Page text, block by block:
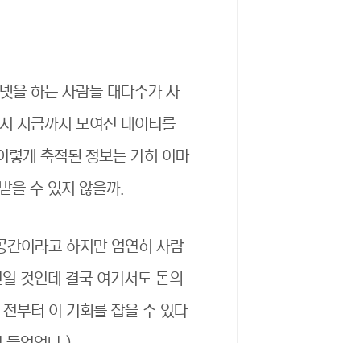
을 하는 사람들 대다수가 사
지금까지 모여진 데이터를
렇게 축적된 정보는 가히 어마
을 수 있지 않을까.
이라고 하지만 엄연히 사람
것인데 결국 여기서도 돈의
부터 이 기회를 잡을 수 있다